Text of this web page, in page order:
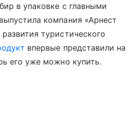
в упаковке с главными
компания «Арнест
туристического
впервые представили на
его уже можно купить.